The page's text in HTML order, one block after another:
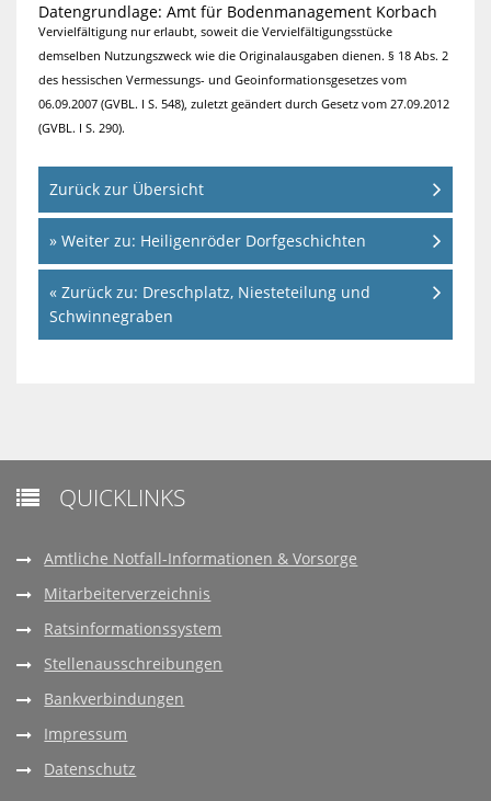
Datengrundlage: Amt für Bodenmanagement Korbach
Vervielfältigung nur erlaubt, soweit die Vervielfältigungsstücke
demselben Nutzungszweck wie die Originalausgaben dienen. § 18 Abs. 2
des hessischen Vermessungs- und Geoinformationsgesetzes vom
06.09.2007 (GVBL. I S. 548), zuletzt geändert durch Gesetz vom 27.09.2012
(GVBL. I S. 290).
Zurück zur Übersicht
» Weiter zu: Heiligenröder Dorfgeschichten
« Zurück zu: Dreschplatz, Niesteteilung und
Schwinnegraben
 QUICKLINKS
Amtliche Notfall-Informationen & Vorsorge
Mitarbeiterverzeichnis
Ratsinformationssystem
Stellenausschreibungen
Bankverbindungen
Impressum
Datenschutz